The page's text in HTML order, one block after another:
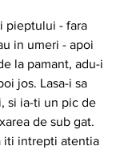
pieptului - fara
in umeri - apoi
la pamant, adu-i
jos. Lasa-i sa
si ia-ti un pic de
de sub gat.
iti intrepti atentia